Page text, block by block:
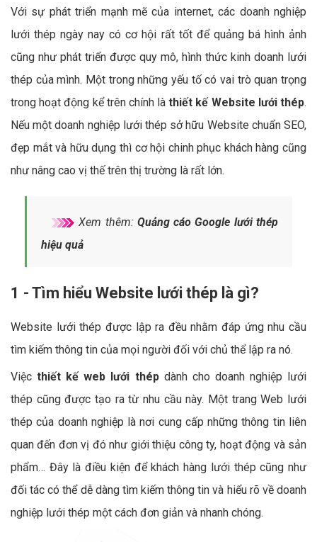
Với sự phát triển mạnh mẽ của internet, các doanh nghiệp
lưới thép ngày nay có cơ hội rất tốt để quảng bá hình ảnh
cũng như phát triển được quy mô, hình thức kinh doanh lưới
thép của mình. Một trong những yếu tố có vai trò quan trọng
trong hoạt động kể trên chính làthiết kế Website lưới thép.
Nếu một doanh nghiệp lưới thép sở hữu Website chuẩn SEO,
đẹp mắt và hữu dụng thì cơ hội chinh phục khách hàng cũng
như nâng cao vị thế trên thị trường là rất lớn.
Xem thêm: Quảng cáo Google lưới thép
hiệu quả
1 - Tìm hiểu Website lưới thép là gì?
Website lưới thép được lập ra đều nhằm đáp ứng nhu cầu
tìm kiếm thông tin của mọi người đối với chủ thể lập ra nó.
Việcthiết kế web lưới thépdành cho doanh nghiệp lưới
thép cũng được tạo ra từ nhu cầu này. Một trang Web lưới
thép của doanh nghiệp là nơi cung cấp những thông tin liên
quan đến đơn vị đó như giới thiệu công ty, hoạt động và sản
phẩm… Đây là điều kiện để khách hàng lưới thép cũng như
đối tác có thể dễ dàng tìm kiếm thông tin và hiểu rõ về doanh
nghiệp lưới thép một cách đơn giản và nhanh chóng.